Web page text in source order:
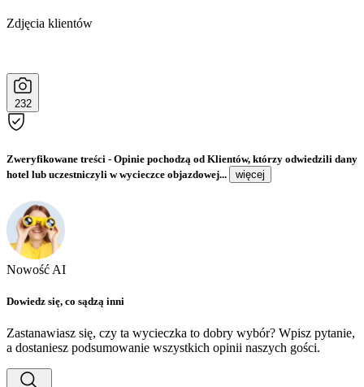
Zdjęcia klientów
232
Zweryfikowane treści - Opinie pochodzą od Klientów, którzy odwiedzili dany
hotel lub uczestniczyli w wycieczce objazdowej...
więcej
Nowość AI
Dowiedz się, co sądzą inni
Zastanawiasz się, czy ta wycieczka to dobry wybór? Wpisz pytanie,
a dostaniesz podsumowanie wszystkich opinii naszych gości.